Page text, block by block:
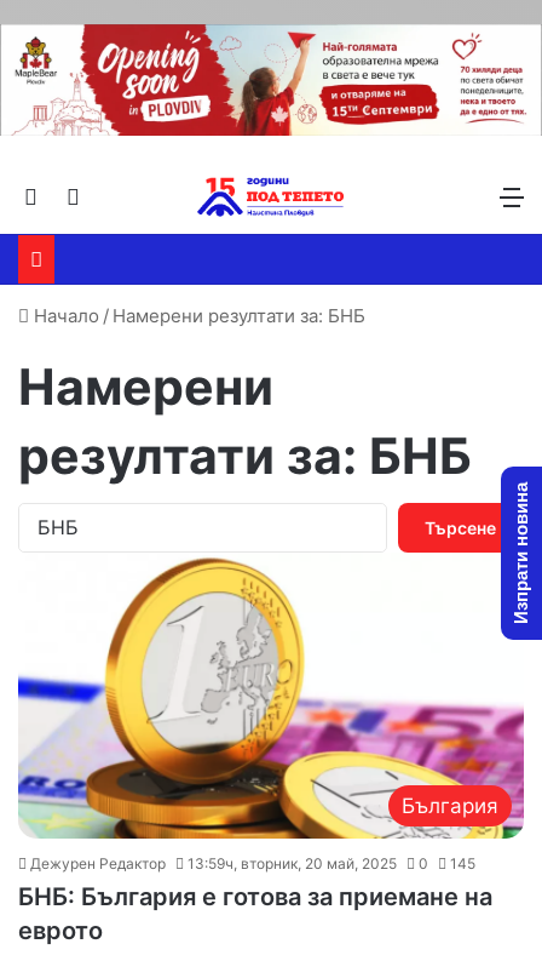
Търсене ...
Начало / Намерени резултати за: БНБ
Намерени
резултати за: БНБ
Т
ъ
а
:
България
Дежурен Редактор 13:59ч, вторник, 20 май, 2025 0 145
БНБ: България е готова за приемане на
еврото
Изпрати новина